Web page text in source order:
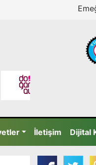
İletişim Dijital